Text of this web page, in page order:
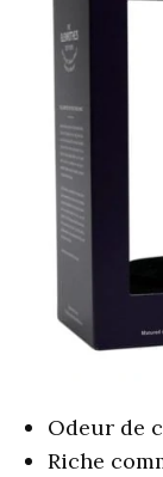
Odeur de
Riche